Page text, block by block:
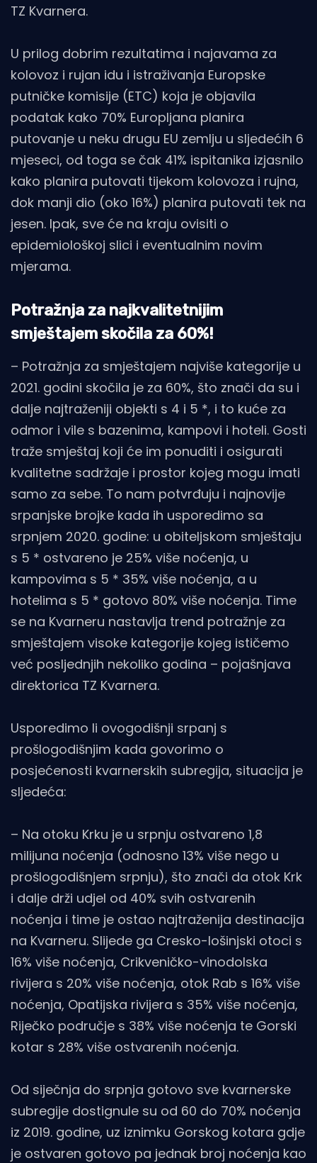
TZ Kvarnera.
U prilog dobrim rezultatima i najavama za
kolovoz i rujan idu i istraživanja Europske
putničke komisije (ETC) koja je objavila
podatak kako 70% Europljana planira
putovanje u neku drugu EU zemlju u sljedećih 6
mjeseci, od toga se čak 41% ispitanika izjasnilo
kako planira putovati tijekom kolovoza i rujna,
dok manji dio (oko 16%) planira putovati tek na
jesen. Ipak, sve će na kraju ovisiti o
epidemiološkoj slici i eventualnim novim
mjerama.
Potražnja za najkvalitetnijim
smještajem skočila za 60%!
– Potražnja za smještajem najviše kategorije u
2021. godini skočila je za 60%, što znači da su i
dalje najtraženiji objekti s 4 i 5 *, i to kuće za
odmor i vile s bazenima, kampovi i hoteli. Gosti
traže smještaj koji će im ponuditi i osigurati
kvalitetne sadržaje i prostor kojeg mogu imati
samo za sebe. To nam potvrđuju i najnovije
srpanjske brojke kada ih usporedimo sa
srpnjem 2020. godine: u obiteljskom smještaju
s 5 * ostvareno je 25% više noćenja, u
kampovima s 5 * 35% više noćenja, a u
hotelima s 5 * gotovo 80% više noćenja. Time
se na Kvarneru nastavlja trend potražnje za
smještajem visoke kategorije kojeg ističemo
već posljednjih nekoliko godina – pojašnjava
direktorica TZ Kvarnera.
Usporedimo li ovogodišnji srpanj s
prošlogodišnjim kada govorimo o
posjećenosti kvarnerskih subregija, situacija je
sljedeća:
– Na otoku Krku je u srpnju ostvareno 1,8
milijuna noćenja (odnosno 13% više nego u
prošlogodišnjem srpnju), što znači da otok Krk
i dalje drži udjel od 40% svih ostvarenih
noćenja i time je ostao najtraženija destinacija
na Kvarneru. Slijede ga Cresko-lošinjski otoci s
16% više noćenja, Crikveničko-vinodolska
rivijera s 20% više noćenja, otok Rab s 16% više
noćenja, Opatijska rivijera s 35% više noćenja,
Riječko područje s 38% više noćenja te Gorski
kotar s 28% više ostvarenih noćenja.
Od siječnja do srpnja gotovo sve kvarnerske
subregije dostignule su od 60 do 70% noćenja
iz 2019. godine, uz iznimku Gorskog kotara gdje
je ostvaren gotovo pa jednak broj noćenja kao